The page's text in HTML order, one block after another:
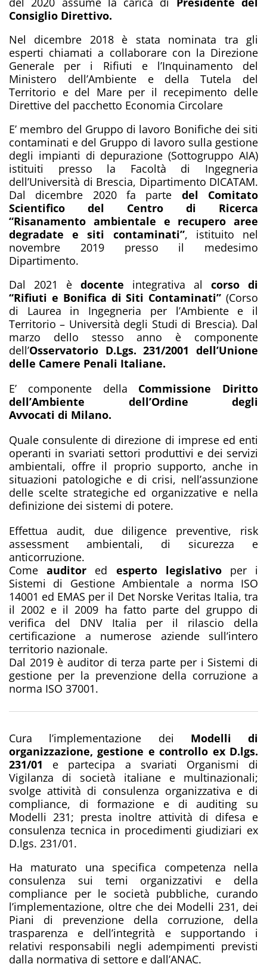
Consiglio Direttivo.
Nel dicembre 2018 è stata nominata tra gli
esperti chiamati a collaborare con la Direzione
Generale per i Rifiuti e l’Inquinamento del
Ministero dell’Ambiente e della Tutela del
Territorio e del Mare per il recepimento delle
Direttive del pacchetto Economia Circolare
E’ membro del Gruppo di lavoro Bonifiche dei siti
contaminati e del Gruppo di lavoro sulla gestione
degli impianti di depurazione (Sottogruppo AIA)
istituiti presso la Facoltà di Ingegneria
dell’Università di Brescia, Dipartimento DICATAM.
Dal dicembre 2020 fa parte del Comitato
Scientifico del Centro di Ricerca
“Risanamento ambientale e recupero aree
degradate e siti contaminati”, istituito nel
novembre 2019 presso il medesimo
Dipartimento.
Dal 2021 è docente integrativa al corso di
“Rifiuti e Bonifica di Siti Contaminati” (Corso
di Laurea in Ingegneria per l’Ambiente e il
Territorio – Università degli Studi di Brescia). Dal
marzo dello stesso anno è componente
dell’Osservatorio D.Lgs. 231/2001 dell’Unione
delle Camere Penali Italiane.
E’ componente della Commissione Diritto
dell’Ambiente dell’Ordine degli
Avvocati di Milano.
Quale consulente di direzione di imprese ed enti
operanti in svariati settori produttivi e dei servizi
ambientali, offre il proprio supporto, anche in
situazioni patologiche e di crisi, nell’assunzione
delle scelte strategiche ed organizzative e nella
definizione dei sistemi di potere.
Effettua audit, due diligence preventive, risk
assessment ambientali, di sicurezza e
anticorruzione.
Comeauditor ed esperto legislativoper i
Sistemi di Gestione Ambientale a norma ISO
14001 ed EMAS per il Det Norske Veritas Italia, tra
il 2002 e il 2009 ha fatto parte del gruppo di
verifica del DNV Italia per il rilascio della
certificazione a numerose aziende sull’intero
territorio nazionale.
Dal 2019 è auditor di terza parte per i Sistemi di
gestione per la prevenzione della corruzione a
norma ISO 37001.
Cura l’implementazione dei Modelli di
organizzazione, gestione e controllo ex D.lgs.
231/01 e partecipa a svariati Organismi di
Vigilanza di società italiane e multinazionali;
svolge attività di consulenza organizzativa e di
compliance, di formazione e di auditing su
Modelli 231; presta inoltre attività di difesa e
consulenza tecnica in procedimenti giudiziari ex
D.lgs. 231/01.
Ha maturato una specifica competenza nella
consulenza sui temi organizzativi e della
compliance per le società pubbliche, curando
l’implementazione, oltre che dei Modelli 231, dei
Piani di prevenzione della corruzione, della
trasparenza e dell’integrità e supportando i
relativi responsabili negli adempimenti previsti
dalla normativa di settore e dall’ANAC.